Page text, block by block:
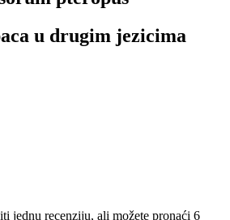
u drugim jezicima
jednu recenziju, ali možete pronaći 6